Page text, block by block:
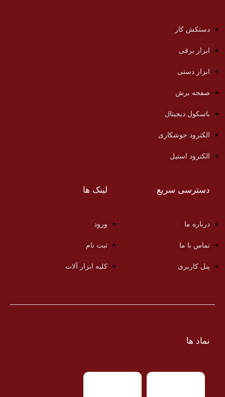
دستکش کار
ابزار برقی
ابزار دستی
صفحه برش
باسکول دیجیتال
الکترود جوشکاری
الکترود استیل
دسترسی سریع
درباره ما
تماس با ما
پنل کاربری
لینک ها
ورود
ثبت نام
کلیه ابزار آلات
نماد ها